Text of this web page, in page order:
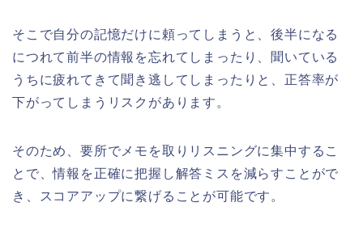
そこで自分の記憶だけに頼ってしまうと、後半になる
につれて前半の情報を忘れてしまったり、聞いている
うちに疲れてきて聞き逃してしまったりと、正答率が
下がってしまうリスクがあります。
そのため、要所でメモを取りリスニングに集中するこ
とで、情報を正確に把握し解答ミスを減らすことがで
き、スコアアップに繋げることが可能です。